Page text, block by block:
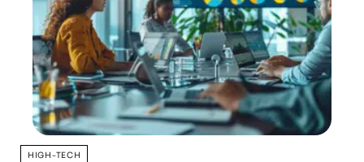
HIGH-TECH